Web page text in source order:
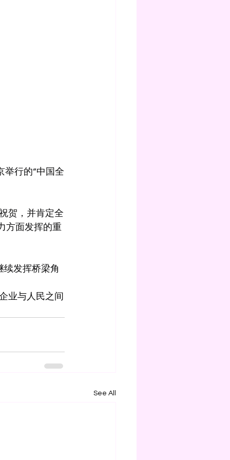
举行的“中国全
贺，并肯定全
方面发挥的重
续发挥桥梁角
业与人民之间
See All